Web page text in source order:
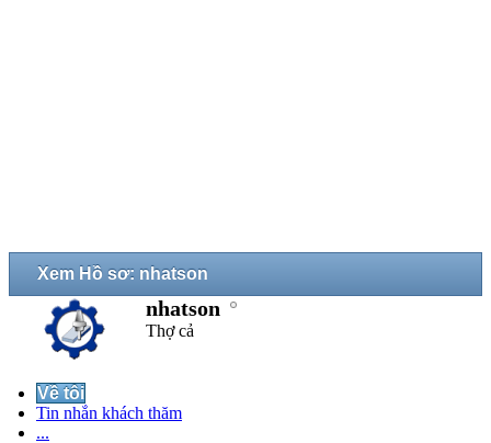
Xem Hồ sơ: nhatson
nhatson
Thợ cả
Về tôi
Tin nhắn khách thăm
...